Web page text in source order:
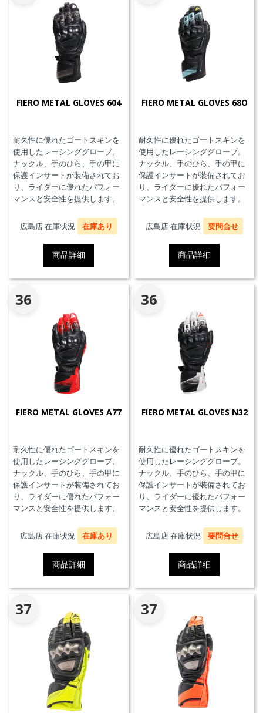
FIERO METAL GLOVES 604
耐久性に優れたゴートスキンを
使用したレーシンググローブ。
ナックル、手のひら、手の甲に
保護インサートが装備されてお
り、ライダーに優れたパフォー
マンスと安全性を提供します。
広島店 在庫状況 在庫あり
商品詳細
FIERO METAL GLOVES 68O
耐久性に優れたゴートスキンを
使用したレーシンググローブ。
ナックル、手のひら、手の甲に
保護インサートが装備されてお
り、ライダーに優れたパフォー
マンスと安全性を提供します。
広島店 在庫状況 要問合せ
商品詳細
36
FIERO METAL GLOVES A77
耐久性に優れたゴートスキンを
使用したレーシンググローブ。
ナックル、手のひら、手の甲に
保護インサートが装備されてお
り、ライダーに優れたパフォー
マンスと安全性を提供します。
広島店 在庫状況 在庫あり
商品詳細
36
FIERO METAL GLOVES N32
耐久性に優れたゴートスキンを
使用したレーシンググローブ。
ナックル、手のひら、手の甲に
保護インサートが装備されてお
り、ライダーに優れたパフォー
マンスと安全性を提供します。
広島店 在庫状況 要問合せ
商品詳細
37 37